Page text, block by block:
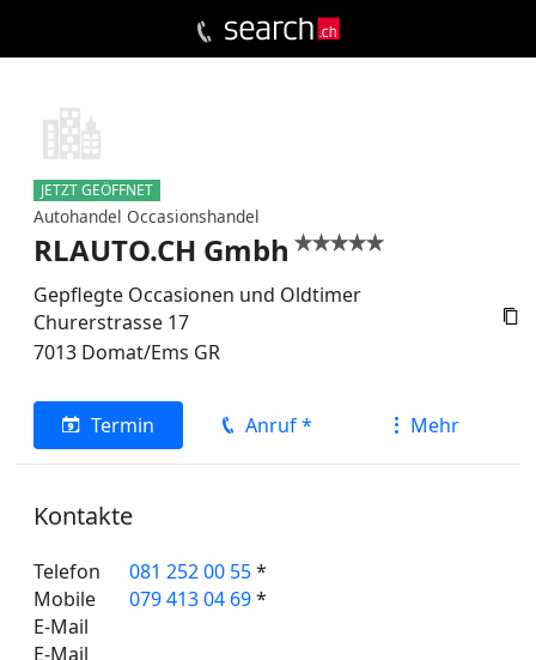
JETZT GEÖFFNET
Autohandel Occasionshandel
RLAUTO.CH Gmbh 

Gepflegte Occasionen und Oldtimer

Churerstrasse 17
7013 Domat/Ems GR
Termin Anruf * Mehr
Kontakte
Telefon 081 252 00 55*
Mobile
079 413 04 69*
E-Mail
E-Mail